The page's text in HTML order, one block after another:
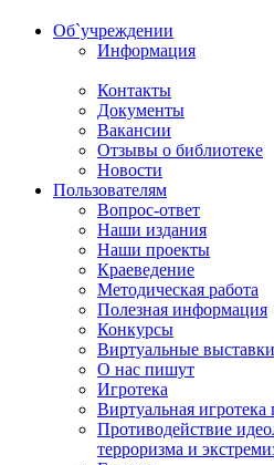
Об`учреждении
Информация
Контакты
Документы
Вакансии
Отзывы о библиотеке
Новости
Пользователям
Вопрос-ответ
Наши издания
Наши проекты
Краеведение
Методическая работа
Полезная информация
Конкурсы
Виртуальные
О нас пишут
Игротека
Виртуальная
Противодействие
терроризма и